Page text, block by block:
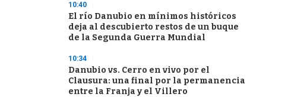
10:40
El río Danubio en mínimos históricos
deja al descubierto restos de un buque
de la Segunda Guerra Mundial
10:34
Danubio vs. Cerro en vivo por el
Clausura: una final por la permanencia
entre la Franja y el Villero